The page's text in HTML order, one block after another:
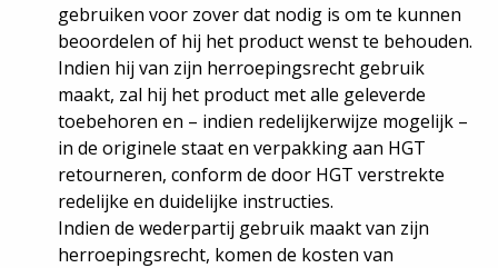
gebruiken voor zover dat nodig is om te kunnen
beoordelen of hij het product wenst te behouden.
Indien hij van zijn herroepingsrecht gebruik
maakt, zal hij het product met alle geleverde
toebehoren en – indien redelijkerwijze mogelijk –
in de originele staat en verpakking aan HGT
retourneren, conform de door HGT verstrekte
redelijke en duidelijke instructies.
Indien de wederpartij gebruik maakt van zijn
herroepingsrecht, komen de kosten van